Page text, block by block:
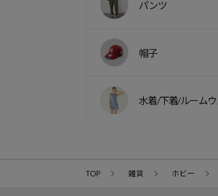
パンツ
帽子
水着/下着/ルーム
TOP 雑貨 ホビー